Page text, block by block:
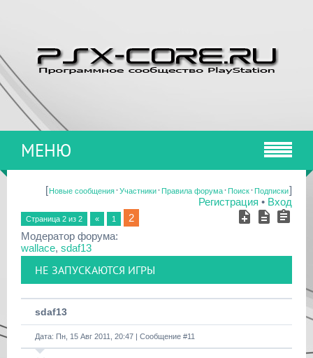
МЕНЮ
[Новые сообщения·Участники·Правила форума·Поиск·Подписки]
Регистрация • Вход
Страница 2 из 2 « 1
2
Модератор форума:
wallace, sdaf13
НЕ ЗАПУСКАЮТСЯ ИГРЫ
sdaf13
Дата: Пн, 15 Авг 2011, 20:47 | Сообщение #11